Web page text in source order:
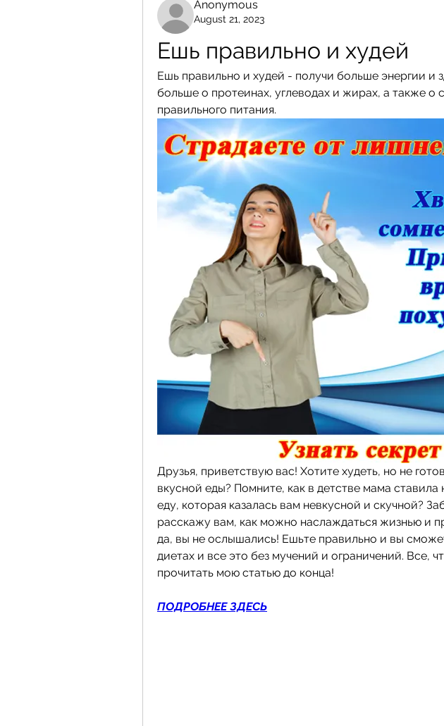
Anonymous
August 21, 2023
Ешь правильно и худей
Ешь правильно и худей - получи больше энергии и
больше о протеинах, углеводах и жирах, а также о
правильного питания.
Друзья, приветствую вас! Хотите худеть, но не
вкусной еды? Помните, как в детстве мама ставила
еду, которая казалась вам невкусной и скучной?
расскажу вам, как можно наслаждаться жизнью и
да, вы не ослышались! Ешьте правильно и вы
диетах и все это без мучений и ограничений. Все,
прочитать мою статью до конца!
ПОДРОБНЕЕ ЗДЕСЬ